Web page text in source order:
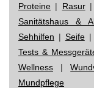
Proteine | Rasur|
Sanitätshaus &
Sehhilfen | Seife|
Tests &
Wellness |
Mundpflege